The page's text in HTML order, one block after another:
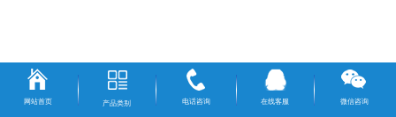
网站首页 产品类别 电话咨询 在线客服 微信咨询